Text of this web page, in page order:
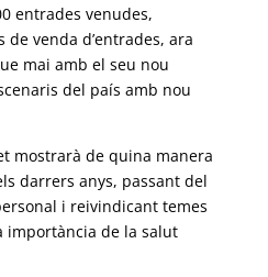
entrades venudes,
venda d’entrades, ara
mai amb el seu nou
del país amb nou
mostrarà de quina manera
darrers anys, passant del
i reivindicant temes
importància de la salut